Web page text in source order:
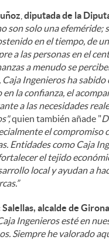
diputada de la
son solo una efeméride;
en el tiempo, de
a las personas en el
a menudo se
Caja Ingenieros ha
en la confianza, el
a las necesidades
quien también añade "
el compromiso
Entidades como Caja
el tejido
local y ayudan a
Salellas, alcalde de
Ingenieros esté en
Siempre he valorado